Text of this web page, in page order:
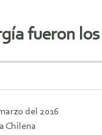
fueron
del 2016
Chilena